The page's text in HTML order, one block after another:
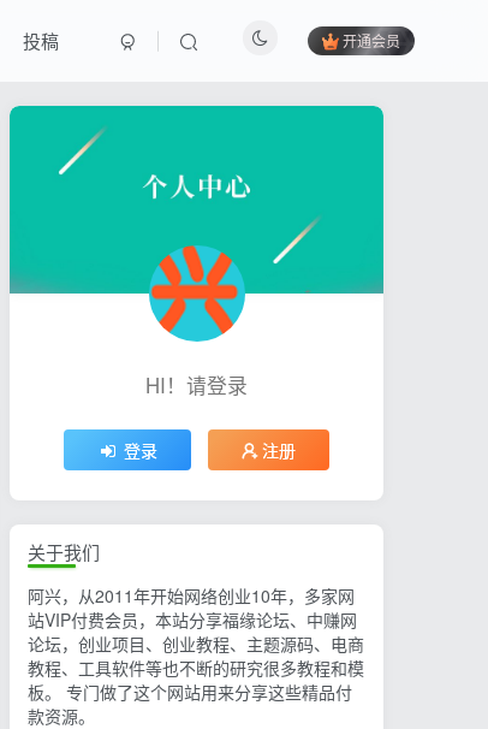
投稿 开通会员
HI！请登录
登录 注册
关于我们
阿兴，从2011年开始网络创业10年，多家网
站VIP付费会员，本站分享福缘论坛、中赚网
论坛，创业项目、创业教程、主题源码、电商
教程、工具软件等也不断的研究很多教程和模
板。 专门做了这个网站用来分享这些精品付
款资源。